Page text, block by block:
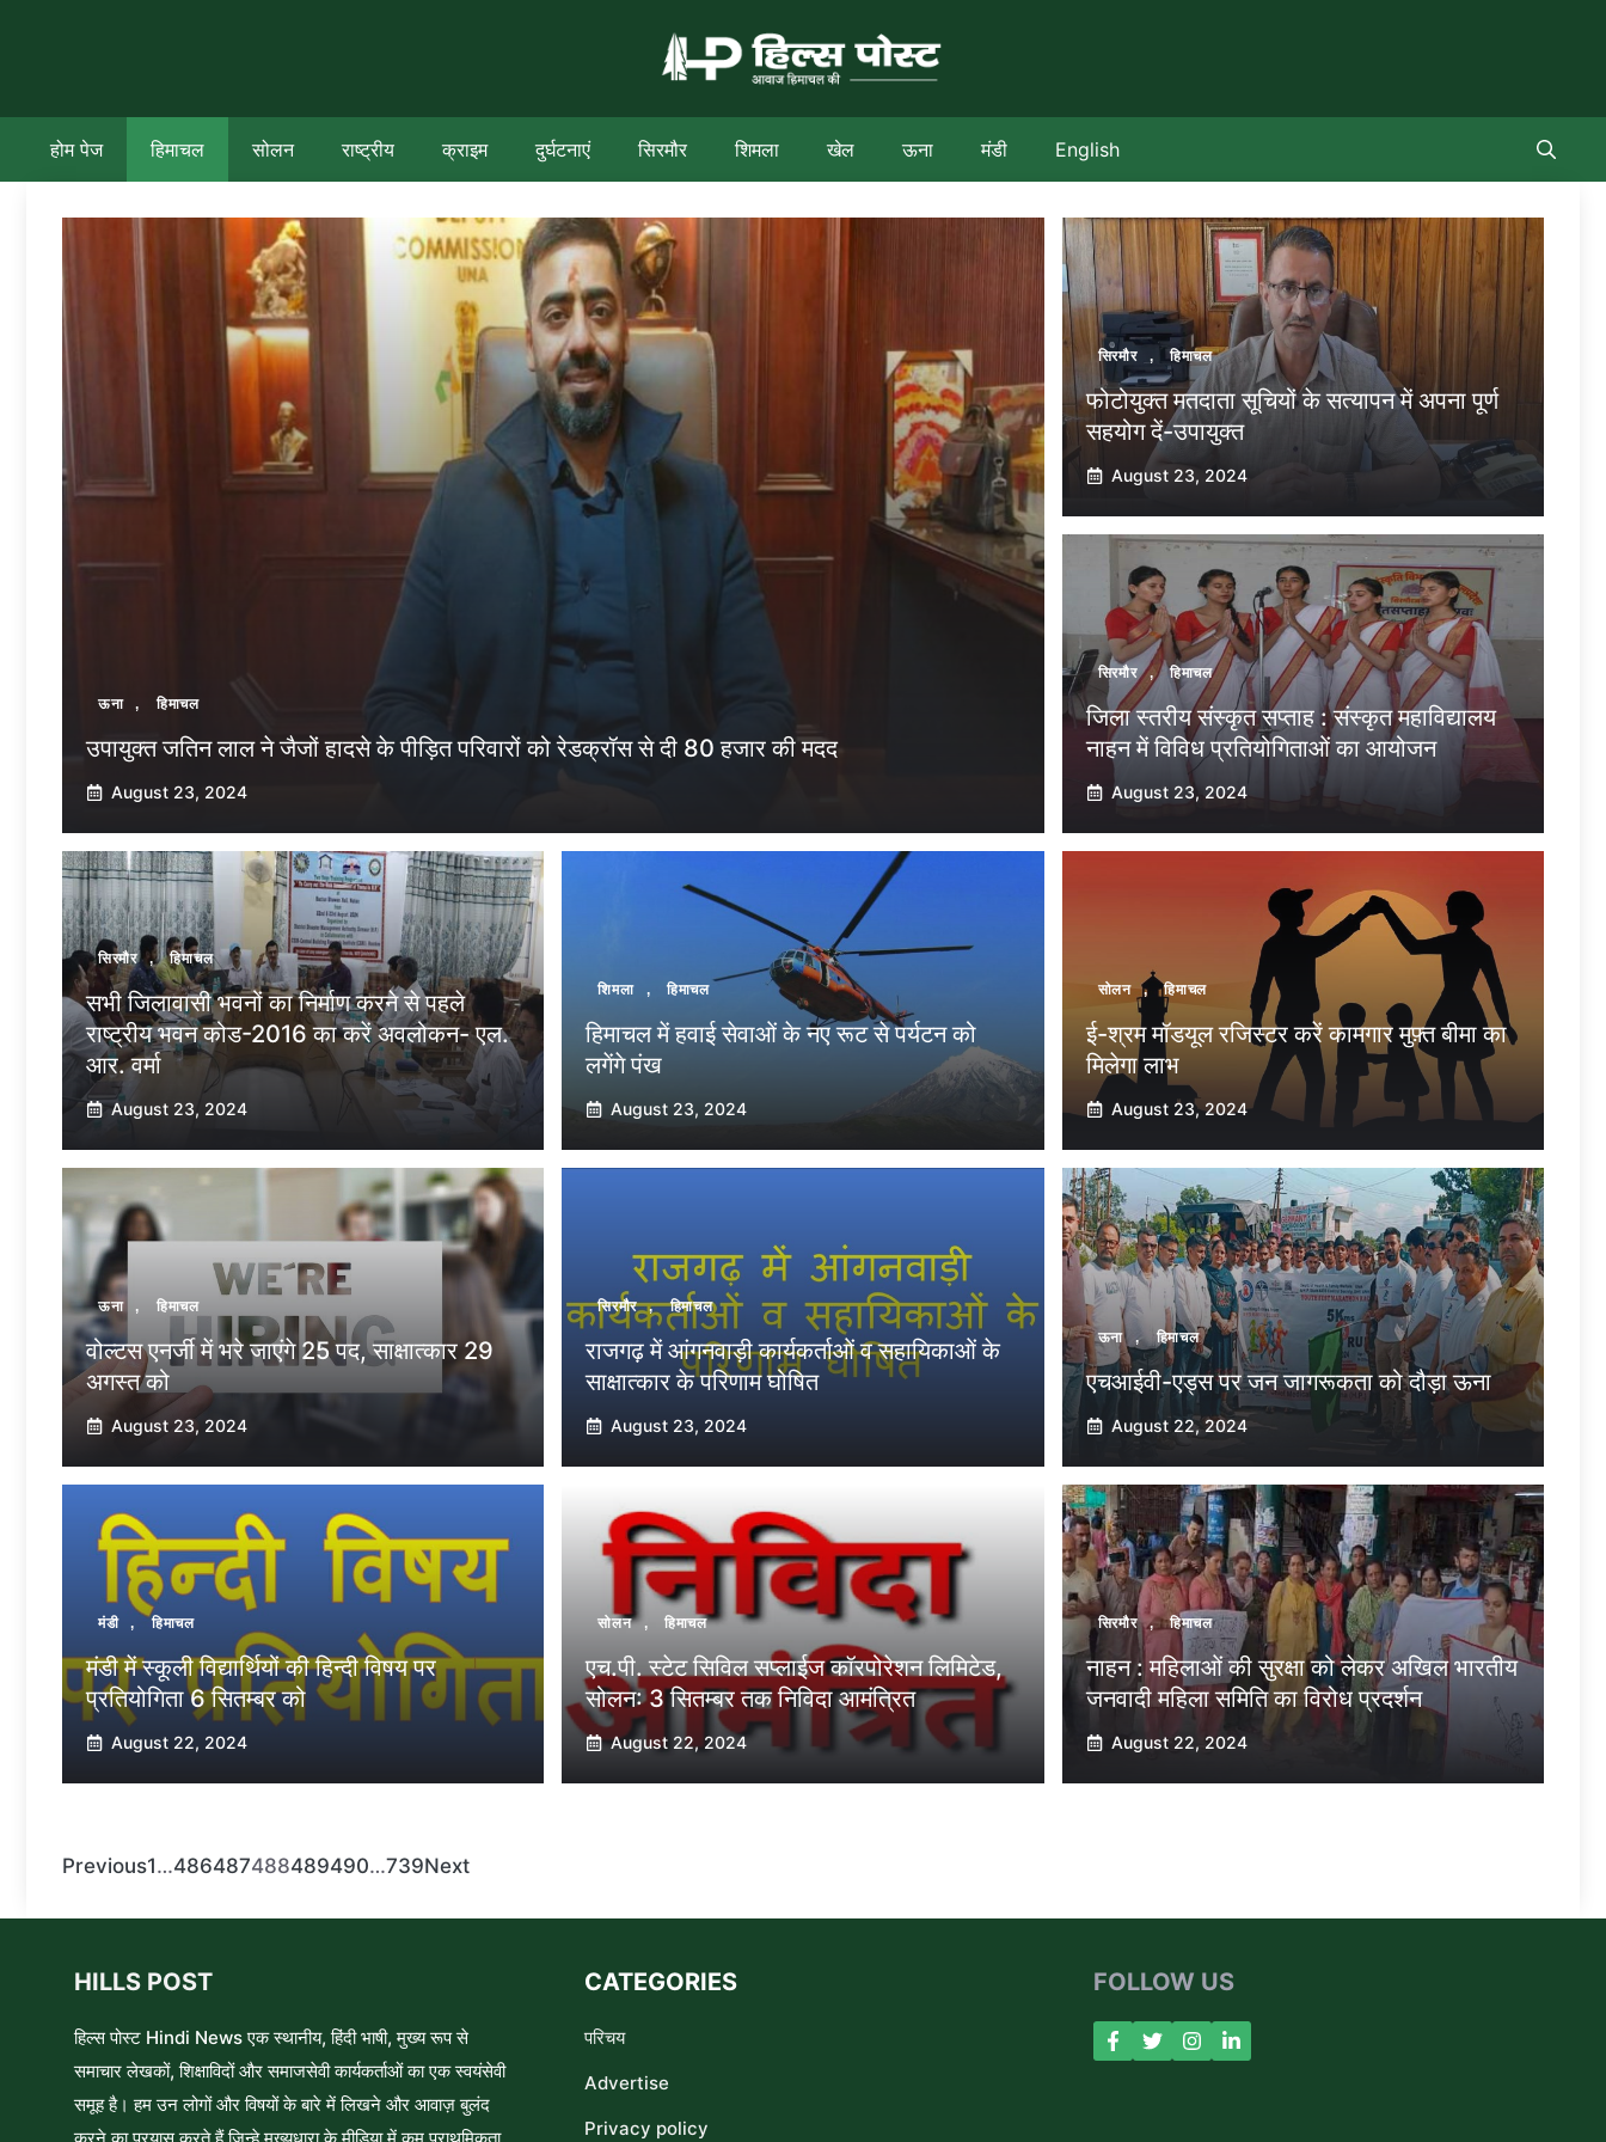
होम पेज हिमाचल सोलन राष्ट्रीय क्राइम दुर्घटनाएं सिरमौर शिमला खेल ऊना मंडी English
ऊना , हिमाचल
उपायुक्त जतिन लाल ने जैजों हादसे के पीड़ित परिवारों को रेडक्रॉस से दी 80 हजार की मदद
August 23, 2024
सिरमौर , हिमाचल
फोटोयुक्त मतदाता सूचियों के सत्यापन में अपना पूर्ण
सहयोग दें-उपायुक्त
August 23, 2024
सिरमौर , हिमाचल
जिला स्तरीय संस्कृत सप्ताह : संस्कृत महाविद्यालय
नाहन में विविध प्रतियोगिताओं का आयोजन
August 23, 2024
सिरमौर , हिमाचल
सभी जिलावासी भवनों का निर्माण करने से पहले
राष्ट्रीय भवन कोड-2016 का करें अवलोकन- एल.
आर. वर्मा
August 23, 2024
शिमला , हिमाचल
हिमाचल में हवाई सेवाओं के नए रूट से पर्यटन को
लगेंगे पंख
August 23, 2024
सोलन , हिमाचल
ई-श्रम मॉडयूल रजिस्टर करें कामगार मुफ़्त बीमा का
मिलेगा लाभ
August 23, 2024
ऊना , हिमाचल
वोल्टस एनर्जी में भरे जाएंगे 25 पद, साक्षात्कार 29
अगस्त को
August 23, 2024
सिरमौर , हिमाचल
राजगढ़ में आंगनवाड़ी कार्यकर्ताओं व सहायिकाओं के
साक्षात्कार के परिणाम घोषित
August 23, 2024
ऊना , हिमाचल
एचआईवी-एड्स पर जन जागरूकता को दौड़ा ऊना
August 22, 2024
मंडी , हिमाचल
मंडी में स्कूली विद्यार्थियों की हिन्दी विषय पर
प्रतियोगिता 6 सितम्बर को
August 22, 2024
सोलन , हिमाचल
एच.पी. स्टेट सिविल सप्लाईज कॉरपोरेशन लिमिटेड,
सोलन: 3 सितम्बर तक निविदा आमंत्रित
August 22, 2024
सिरमौर , हिमाचल
नाहन : महिलाओं की सुरक्षा को लेकर अखिल भारतीय
जनवादी महिला समिति का विरोध प्रदर्शन
August 22, 2024
Previous1…486487488489490…739Next
HILLS POST
हिल्स पोस्ट Hindi News एक स्थानीय, हिंदी भाषी, मुख्य रूप से
समाचार लेखकों, शिक्षाविदों और समाजसेवी कार्यकर्ताओं का एक स्वयंसेवी
समूह है। हम उन लोगों और विषयों के बारे में लिखने और आवाज़ बुलंद
CATEGORIES
परिचय
Advertise
Privacy policy
FOLLOW US